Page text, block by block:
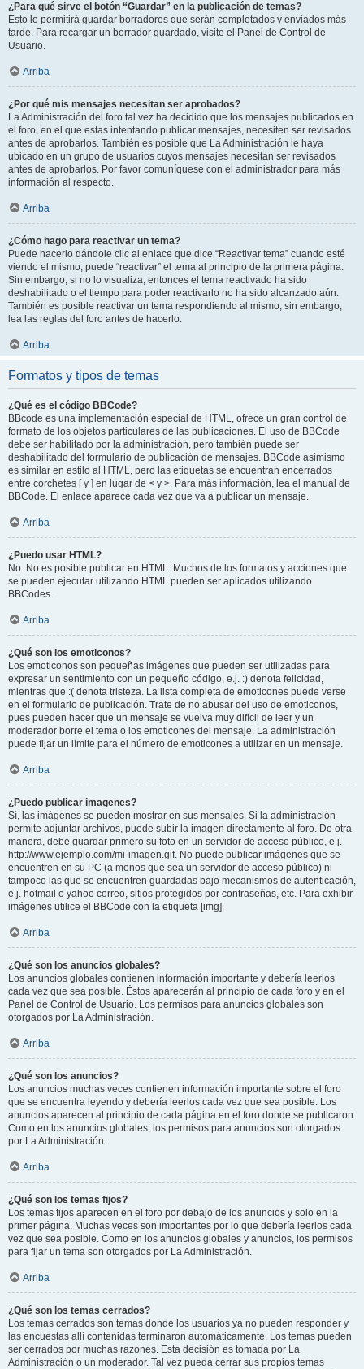
¿Para qué sirve el botón “Guardar” en la publicación de temas?
Esto le permitirá guardar borradores que serán completados y enviados más
tarde. Para recargar un borrador guardado, visite el Panel de Control de
Usuario.
Arriba
¿Por qué mis mensajes necesitan ser aprobados?
La Administración del foro tal vez ha decidido que los mensajes publicados en
el foro, en el que estas intentando publicar mensajes, necesiten ser revisados
antes de aprobarlos. También es posible que La Administración le haya
ubicado en un grupo de usuarios cuyos mensajes necesitan ser revisados
antes de aprobarlos. Por favor comuníquese con el administrador para más
información al respecto.
Arriba
¿Cómo hago para reactivar un tema?
Puede hacerlo dándole clic al enlace que dice “Reactivar tema” cuando esté
viendo el mismo, puede “reactivar” el tema al principio de la primera página.
Sin embargo, si no lo visualiza, entonces el tema reactivado ha sido
deshabilitado o el tiempo para poder reactivarlo no ha sido alcanzado aún.
También es posible reactivar un tema respondiendo al mismo, sin embargo,
lea las reglas del foro antes de hacerlo.
Arriba
Formatos y tipos de temas
¿Qué es el código BBCode?
BBcode es una implementación especial de HTML, ofrece un gran control de
formato de los objetos particulares de las publicaciones. El uso de BBCode
debe ser habilitado por la administración, pero también puede ser
deshabilitado del formulario de publicación de mensajes. BBCode asimismo
es similar en estilo al HTML, pero las etiquetas se encuentran encerrados
entre corchetes [ y ] en lugar de < y >. Para más información, lea el manual de
BBCode. El enlace aparece cada vez que va a publicar un mensaje.
Arriba
¿Puedo usar HTML?
No. No es posible publicar en HTML. Muchos de los formatos y acciones que
se pueden ejecutar utilizando HTML pueden ser aplicados utilizando
BBCodes.
Arriba
¿Qué son los emoticonos?
Los emoticonos son pequeñas imágenes que pueden ser utilizadas para
expresar un sentimiento con un pequeño código, e.j. :) denota felicidad,
mientras que :( denota tristeza. La lista completa de emoticones puede verse
en el formulario de publicación. Trate de no abusar del uso de emoticonos,
pues pueden hacer que un mensaje se vuelva muy difícil de leer y un
moderador borre el tema o los emoticones del mensaje. La administración
puede fijar un límite para el número de emoticones a utilizar en un mensaje.
Arriba
¿Puedo publicar imagenes?
Sí, las imágenes se pueden mostrar en sus mensajes. Si la administración
permite adjuntar archivos, puede subir la imagen directamente al foro. De otra
manera, debe guardar primero su foto en un servidor de acceso público, e.j.
http://www.ejemplo.com/mi-imagen.gif. No puede publicar imágenes que se
encuentren en su PC (a menos que sea un servidor de acceso público) ni
tampoco las que se encuentren guardadas bajo mecanismos de autenticación,
e.j. hotmail o yahoo correo, sitios protegidos por contraseñas, etc. Para exhibir
imágenes utilice el BBCode con la etiqueta [img].
Arriba
¿Qué son los anuncios globales?
Los anuncios globales contienen información importante y debería leerlos
cada vez que sea posible. Éstos aparecerán al principio de cada foro y en el
Panel de Control de Usuario. Los permisos para anuncios globales son
otorgados por La Administración.
Arriba
¿Qué son los anuncios?
Los anuncios muchas veces contienen información importante sobre el foro
que se encuentra leyendo y debería leerlos cada vez que sea posible. Los
anuncios aparecen al principio de cada página en el foro donde se publicaron.
Como en los anuncios globales, los permisos para anuncios son otorgados
por La Administración.
Arriba
¿Qué son los temas fijos?
Los temas fijos aparecen en el foro por debajo de los anuncios y solo en la
primer página. Muchas veces son importantes por lo que debería leerlos cada
vez que sea posible. Como en los anuncios globales y anuncios, los permisos
para fijar un tema son otorgados por La Administración.
Arriba
¿Qué son los temas cerrados?
Los temas cerrados son temas donde los usuarios ya no pueden responder y
las encuestas allí contenidas terminaron automáticamente. Los temas pueden
ser cerrados por muchas razones. Esta decisión es tomada por La
Administración o un moderador. Tal vez pueda cerrar sus propios temas